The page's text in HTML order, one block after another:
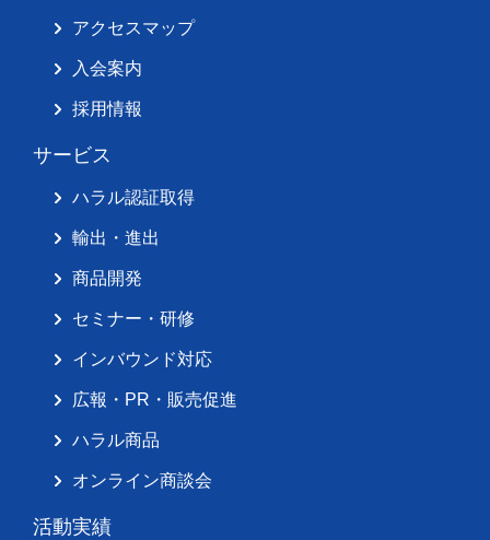
アクセスマップ
入会案内
採用情報
サービス
ハラル認証取得
輸出・進出
商品開発
セミナー・研修
インバウンド対応
広報・PR・販売促進
ハラル商品
オンライン商談会
活動実績